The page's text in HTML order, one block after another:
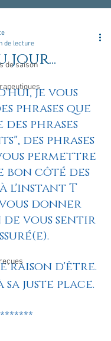
de saison
jour...
de lecture
je vous
phrases que
des phrases
des phrases
permettre
bon côté des
l'instant T
donner
vous sentir
raison d'être.
sa juste place.
*******